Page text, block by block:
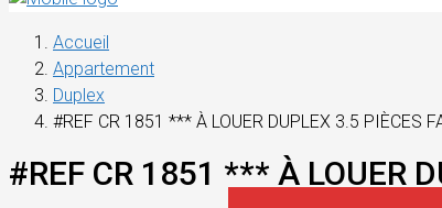
Accueil
Appartement
Duplex
#REF CR 1851 *** À LOUER DUPLEX 3.5 PIÈCES
#REF CR 1851 *** À LOUER